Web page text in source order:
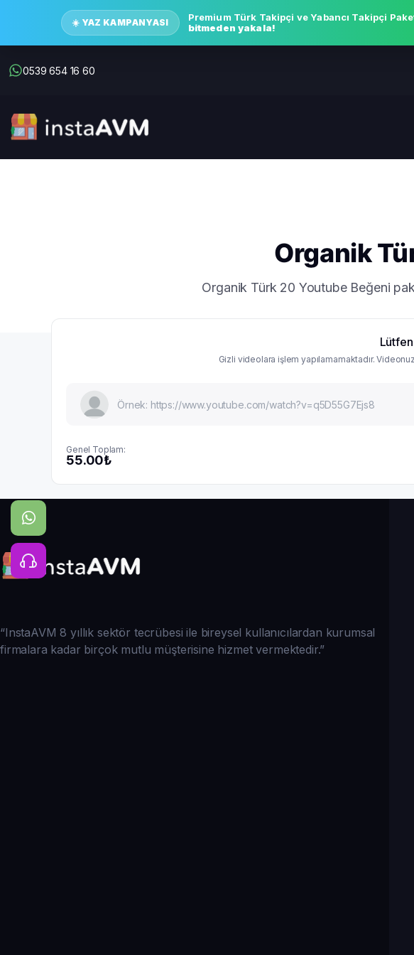
☀️ YAZ KAMPANYASI Premium Türk Takipçi ve Yabancı Takipçi
bitmeden yakala!
0539 654 16 60
Organik
Organik Türk 20 Youtube Beğeni
Gizli videolara işlem yapılamamaktadır.
Genel Toplam:
55.00₺
“InstaAVM 8 yıllık sektör tecrübesi ile bireysel kullanıcılardan kurumsal
firmalara kadar birçok mutlu müşterisine hizmet vermektedir.”